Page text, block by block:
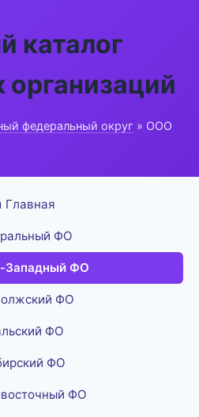
каталог
федеральный округ » ООО
Главная
ФО
Западный ФО
ФО
ФО
ФО
ФО